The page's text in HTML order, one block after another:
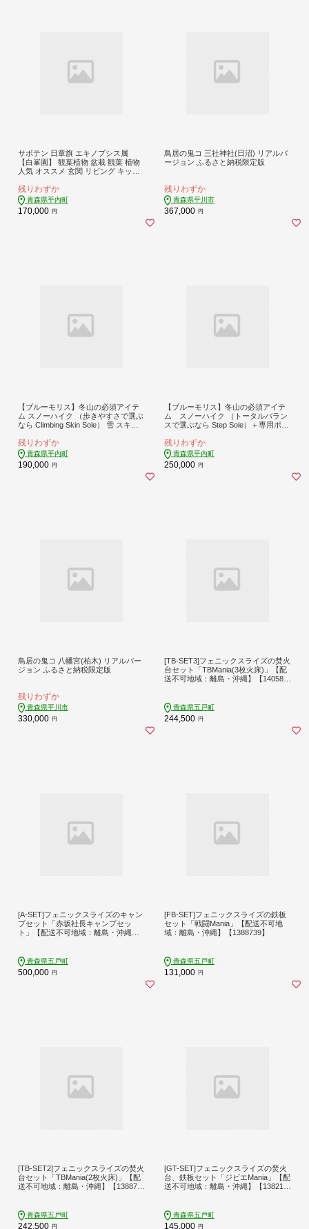
サボテン 日章旗 エキノプシス属
【白峯園】 観葉植物 盆栽 観葉 植物
人気 オススメ 玄関 リビング キッチ
栽培 プレゼント ギフト 趣味 風水 緑
ライフスタイル インテリア F21J-27
0
残りわずか
青森県平内町
170,000 円
鳥居の鬼コ 三社神社(日沼) リアルバ
ージョン ふるさと納税限定版
残りわずか
青森県平川市
367,000 円
【ブルーモリス】冬山の必須アイテ
ム スノーハイク （歩きやすさで選ぶ
なら Climbing Skin Sole） 雪 スキー
44
残りわずか
青森県平内町
190,000 円
【ブルーモリス】冬山の必須アイテ
ム スノーハイク （トータルバラン
スで選ぶなら Step Sole）＋専用ポー
ー スキー場 スキー板 Bluemoris F21J
-147
残りわずか
青森県平内町
250,000 円
鳥居の鬼コ 八幡宮(柏木) リアルバー
ジョン ふるさと納税限定版
残りわずか
青森県平川市
330,000 円
[TB-SET3]フェニックスライズの焚火
台セット「TBMania(3枚火床)」【配
送不可地域：離島・沖縄】【140582
青森県五戸町
244,500 円
[A-SET]フェニックスライズのキャン
プセット「赤坂社長キャンプセッ
ト」【配送不可地域：離島・沖縄】
青森県五戸町
500,000 円
[FB-SET]フェニックスライズの鉄板
セット「戦闘Mania」【配送不可地
域：離島・沖縄】【1388739】
青森県五戸町
131,000 円
[TB-SET2]フェニックスライズの焚火
台セット「TBMania(2枚火床)」【配
送不可地域：離島・沖縄】【138877
青森県五戸町
242,500 円
[GT-SET]フェニックスライズの焚火
台、鉄板セット「ジビエMania」【配
送不可地域：離島・沖縄】【138214
青森県五戸町
145,000 円